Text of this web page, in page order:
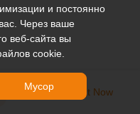
Chat Now
и постоянно
Через ваше
веб-сайта вы
cookie.
Мусор